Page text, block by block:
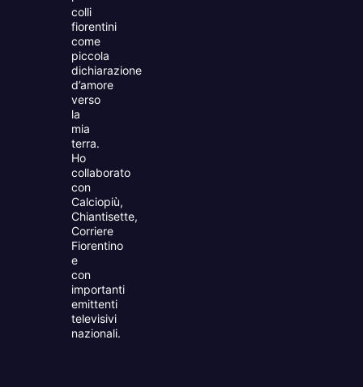
colli
fiorentini
come
piccola
dichiarazione
d’amore
verso
la
mia
terra.
Ho
collaborato
con
Calciopiù,
Chiantisette,
Corriere
Fiorentino
e
con
importanti
emittenti
televisivi
nazionali.